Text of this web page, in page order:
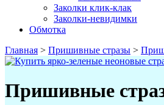
Заколки клик-клак
Заколки-невидимки
Обмотка
Главная > Пришивные стразы >
Пришивные